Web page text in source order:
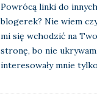
Powrócą linki do innych
blogerek? Nie wiem
mi się wchodzić na
stronę, bo nie
interesowały mnie